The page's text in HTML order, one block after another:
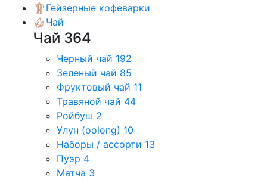
Гейзерные кофеварки
Чай
Чай 364
Черный чай 192
Зеленый чай 85
Фруктовый чай 11
Травяной чай 44
Ройбуш 2
Улун (oolong) 10
Наборы / ассорти 13
Пуэр 4
Матча 3